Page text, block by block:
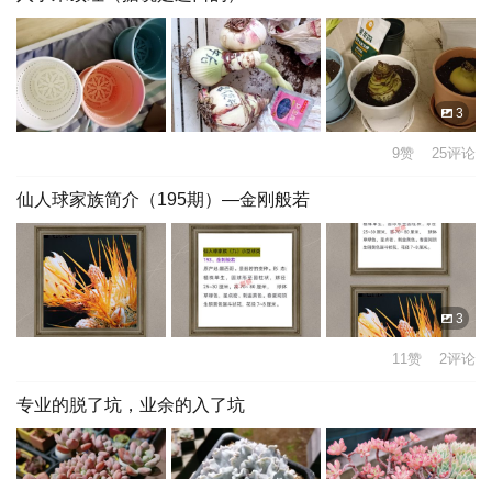
3
9赞 25评论
仙人球家族简介（195期）—金刚般若
3
11赞 2评论
专业的脱了坑，业余的入了坑